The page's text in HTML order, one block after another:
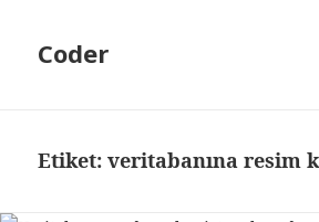
Coder
Etiket:veritabanına resim